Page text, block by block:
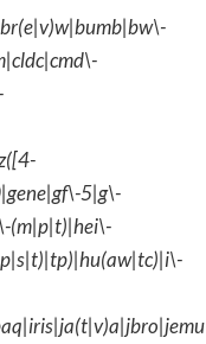
5|g\-
(m|p|t)|hei\-